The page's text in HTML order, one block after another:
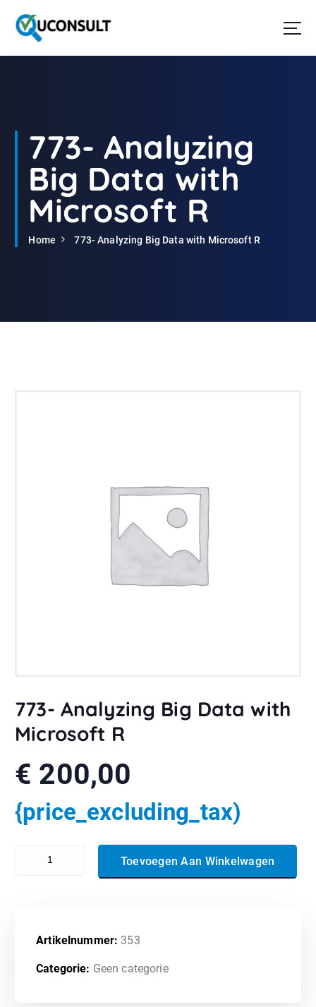
a
773- Analyzing
Big Data with
Microsoft R
Home 773- Analyzing Big Data with Microsoft R
773- Analyzing Big Data with
Microsoft R
€ 200,00
{price_excluding_tax)
Toevoegen Aan Winkelwagen
Artikelnummer: 353
Categorie: Geen categorie